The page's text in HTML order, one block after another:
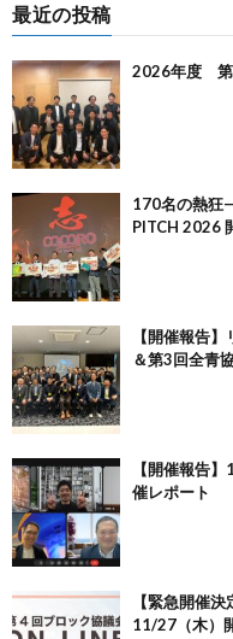
最近の投稿
2026年度 第
170名の熱狂
PITCH 2026
【開催報告
＆第3回全青
【開催報告
催レポート
【緊急開催
11/27（木）